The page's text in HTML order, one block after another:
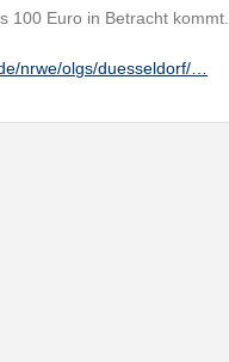
100 Euro in Betracht kommt.
nrwe/olgs/duesseldorf/…